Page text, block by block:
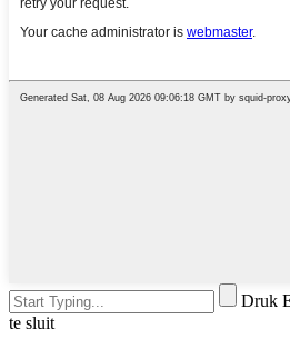
Druk
te sluit